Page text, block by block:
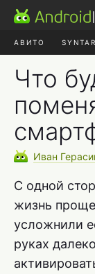
АВИТО
DUCKDUCKGO
Что
Иван
С одной
жизнь
усложнили
руках